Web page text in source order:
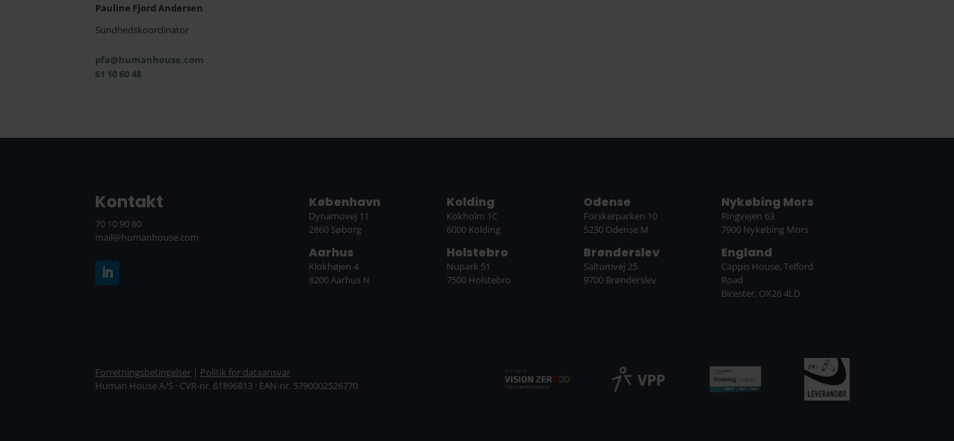
Pauline Fjord Andersen
Sundhedskoordinator
pfa@humanhouse.com
61 10 60 48
Kontakt
70 10 90 80
mail@humanhouse.com
København
Dynamovej 11
2860 Søborg
Aarhus
Klokhøjen 4
8200 Aarhus N
Kolding
Kokholm 1C
6000 Kolding
Holstebro
Nupark 51
7500 Holstebro
Odense
Forskerparken 10
5230 Odense M
Brønderslev
Saltumvej 25
9700 Brønderslev
Nykøbing Mors
Ringvejen 63
7900 Nykøbing Mors
England
Cappis House, Telford
Road
Bicester, OX26 4LD
Forretningsbetingelser | Politik for dataansvar
Human House A/S · CVR-nr. 61896813 · EAN-nr. 5790002526770